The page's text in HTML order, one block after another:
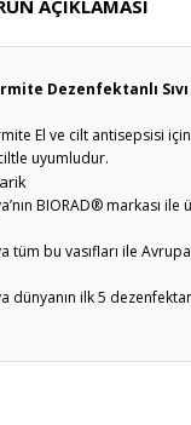
AÇIKLAMASI
Dezenfektanlı Sıvı
El ve cilt antisepsisi
uyumludur.
BIORAD® markası
tüm bu vasıfları ile
dünyanın ilk 5